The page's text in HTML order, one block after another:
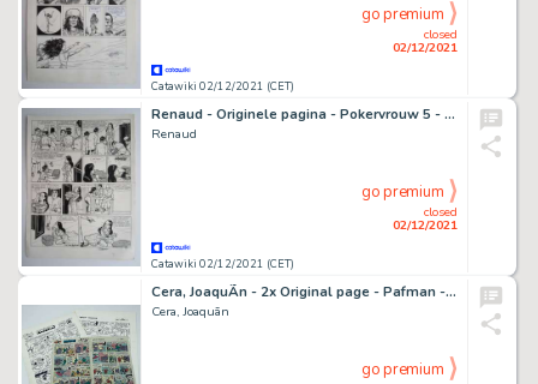
Catawiki 02/12/2021 (CET)
closed
02/12/2021
go premium
Renaud - Originele pagina - Pokervrouw 5 - De vervloeking - (1986)
Renaud
Catawiki 02/12/2021 (CET)
closed
02/12/2021
go premium
Cera, JoaquÃ­n - 2x Original page - Pafman - Robo de Tragaperras - (1987)
Cera, Joaquã­n
go premium